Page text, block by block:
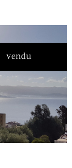
vendu